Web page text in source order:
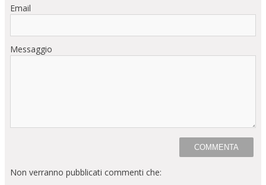
Email
Messaggio
Non verranno pubblicati commenti che: